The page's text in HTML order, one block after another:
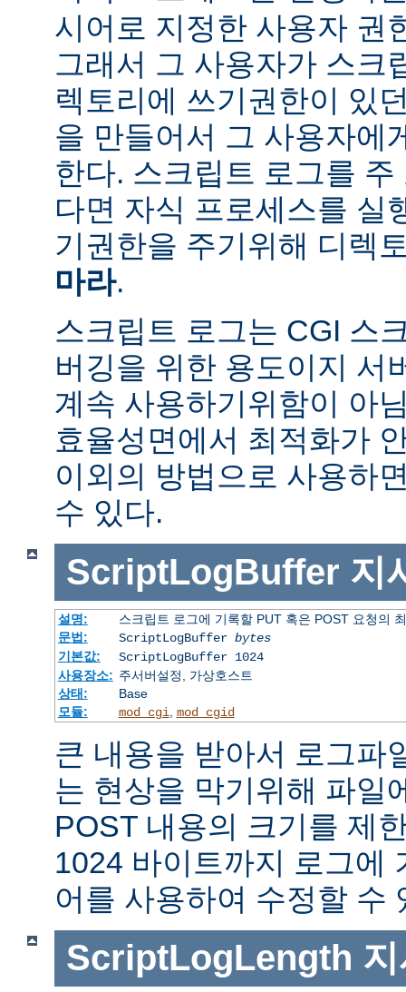
시어로 지정한 사용자 권
그래서 그 사용자가 스크
렉토리에 쓰기권한이 있
을 만들어서 그 사용자에
한다. 스크립트 로그를
다면 자식 프로세스를 실
기권한을 주기위해 디렉
마라.
스크립트 로그는 CGI 스
버깅을 위한 용도이지 서
계속 사용하기위함이 아
효율성면에서 최적화가
이외의 방법으로 사용하
수 있다.
ScriptLogBuffer 지
설명:
스크립트 로그에 기록할 PUT 혹은 POST 요청의
문법:
ScriptLogBuffer bytes
기본값:
ScriptLogBuffer 1024
사용장소: 주서버설정, 가상호스트
상태:
Base
모듈:
mod_cgi mod_cgid
큰 내용을 받아서 로그파
는 현상을 막기위해 파일
POST 내용의 크기를 제
1024 바이트까지 로그에
어를 사용하여 수정할 수
ScriptLogLength